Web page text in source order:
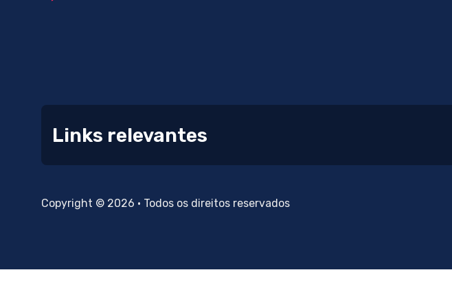
Links relevantes
Copyright © 2026 • Todos os direitos reservados